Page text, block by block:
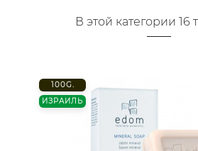
В этой категории 16
100G.
ИЗРАИЛЬ